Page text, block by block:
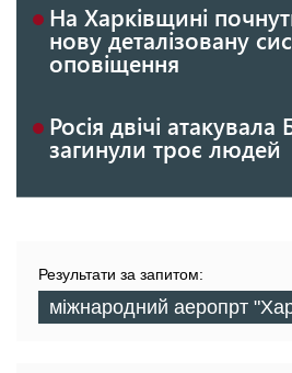
На Харківщині
нову деталізовану
оповіщення
Росія двічі атакувала
загинули троє людей
Результати за запитом:
міжнародний аеропрт